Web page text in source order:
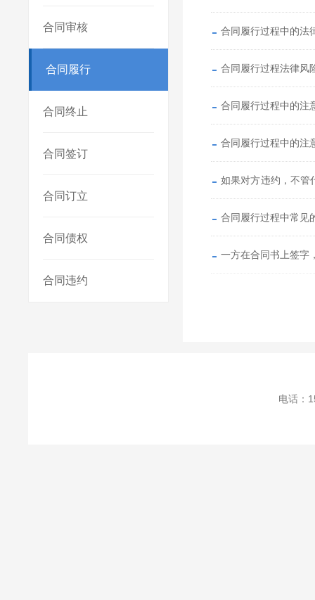
合同审核
合同履行
合同终止
合同签订
合同订立
合同债权
合同违约
合同履行过程中的法
合同履行过程法律风
合同履行过程中的注
合同履行过程中的注
如果对方违约，不管
合同履行过程中常见
一方在合同书上签字
电话：